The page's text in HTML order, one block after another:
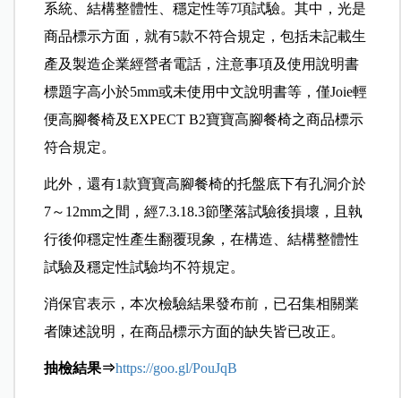
系統、結構整體性、穩定性等7項試驗。其中，光是
商品標示方面，就有5款不符合規定，包括未記載生
產及製造企業經營者電話，注意事項及使用說明書
標題字高小於5mm或未使用中文說明書等，僅Joie輕
便高腳餐椅及EXPECT B2寶寶高腳餐椅之商品標示
符合規定。
此外，還有1款寶寶高腳餐椅的托盤底下有孔洞介於
7～12mm之間，經7.3.18.3節墜落試驗後損壞，且執
行後仰穩定性產生翻覆現象，在構造、結構整體性
試驗及穩定性試驗均不符規定。
消保官表示，本次檢驗結果發布前，已召集相關業
者陳述說明，在商品標示方面的缺失皆已改正。
抽檢結果⇒https://goo.gl/PouJqB